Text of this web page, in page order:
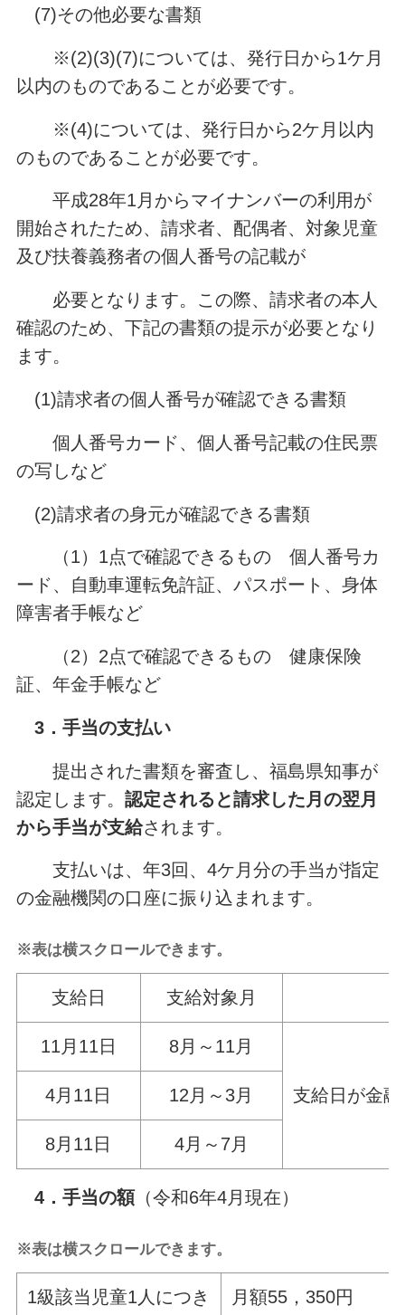
(7)その他必要な書類
※(2)(3)(7)については、発行日から1ケ月
以内のものであることが必要です。
※(4)については、発行日から2ケ月以内
のものであることが必要です。
平成28年1月からマイナンバーの利用が
開始されたため、請求者、配偶者、対象児童
及び扶養義務者の個人番号の記載が
必要となります。この際、請求者の本人
確認のため、下記の書類の提示が必要となり
ます。
(1)請求者の個人番号が確認できる書類
個人番号カード、個人番号記載の住民票
の写しなど
(2)請求者の身元が確認できる書類
（1）1点で確認できるもの 個人番号カ
ード、自動車運転免許証、パスポート、身体
障害者手帳など
（2）2点で確認できるもの 健康保険
証、年金手帳など
3．手当の支払い
提出された書類を審査し、福島県知事が
認定します。 認定されると請求した月の翌月
から手当が支給されます。
支払いは、年3回、4ケ月分の手当が指定
の金融機関の口座に振り込まれます。
※表は横スクロールできます。
支給日 支給対象月
11月11日 8月～11月
支給日が金
4月11日 12月～3月
8月11日 4月～7月
4．手当の額（令和6年4月現在）
※表は横スクロールできます。
1級該当児童1人につき 月額55，350円